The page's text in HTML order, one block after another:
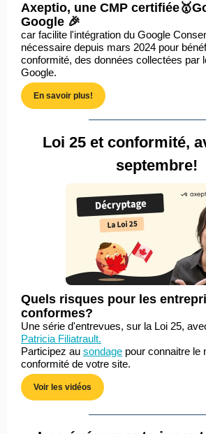
Axeptio, une CMP
Google 🎉
car facilite l'intégration du Google
nécessaire depuis mars 2024 pour
conformité, des données collectées par
Google.
En savoir plus!
Loi 25 et conformité,
septembre!
Quels risques pour les
conformes?
Une série d'entrevues, sur la Loi 25,
Patricia Filiatrault.
Participez au sondage pour connaitre le
conformité de votre site.
Voir les vidéos